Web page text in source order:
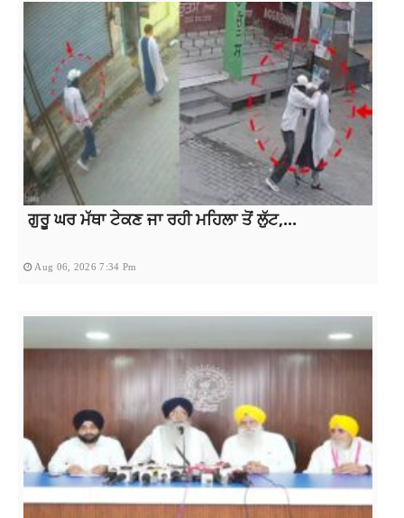
ਗੁਰੂ ਘਰ ਮੱਥਾ ਟੇਕਣ ਜਾ ਰਹੀ ਮਹਿਲਾ ਤੋਂ ਲੁੱਟ,...
Aug 06, 2026 7:34 Pm